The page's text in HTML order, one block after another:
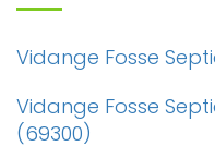
Vidange Fosse
Vidange Fosse
(69300)